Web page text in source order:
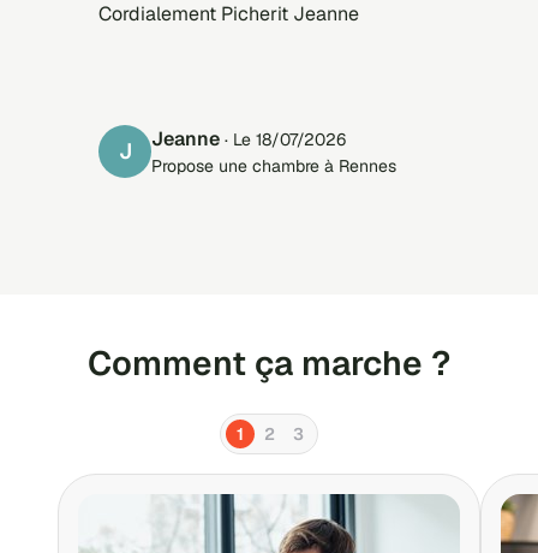
Cordialement Picherit Jeanne
J Jeanne · Le 18/07/2026
Propose une chambre à Rennes
Comment ça marche ?
1 2 3